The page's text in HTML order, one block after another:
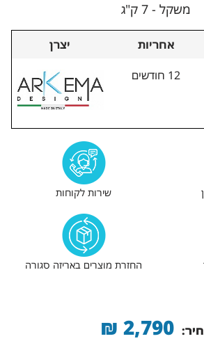
משקל - 7 ק"ג
אחריות
12 חודשים
יצרן
שירות לקוחות
החזרת מוצרים באריזה סגורה
2,790
₪